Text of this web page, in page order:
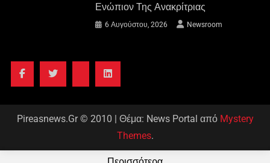
Ενώπιον Της Ανακρίτριας
6 Αυγούστου, 2026 Newsroom
Pireasnews.Gr © 2010 | Θέμα: News Portal από Mystery
Themes.